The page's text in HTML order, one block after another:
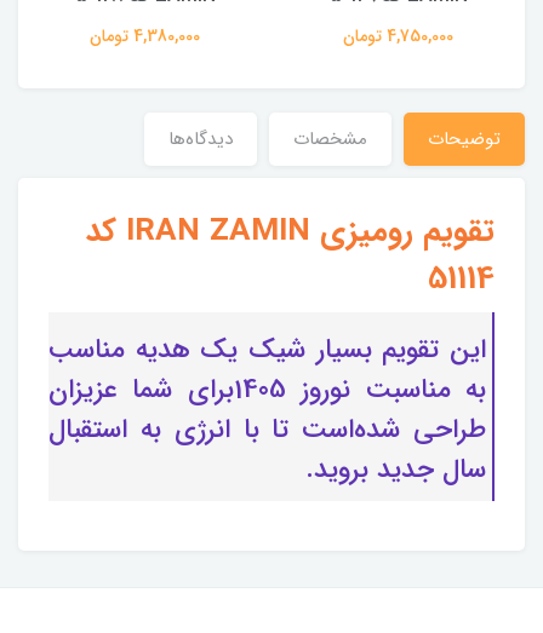
4,750,000 تومان 4,380,000 تومان
توضیحات مشخصات دیدگاه‌ها
تقویم رومیزی IRAN ZAMIN کد
51114
این تقویم بسیار شیک یک هدیه مناسب
به مناسبت نوروز 1405برای شما عزیزان
طراحی شده‌است تا با انرژی به استقبال
سال جدید بروید.